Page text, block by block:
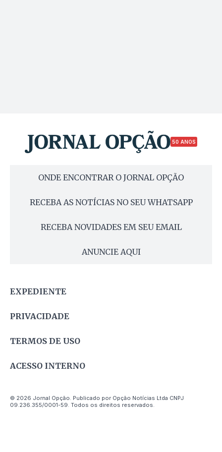
50 ANOS
ONDE ENCONTRAR O JORNAL OPÇÃO
RECEBA AS NOTÍCIAS NO SEU WHATSAPP
RECEBA NOVIDADES EM SEU EMAIL
ANUNCIE AQUI
EXPEDIENTE
PRIVACIDADE
TERMOS DE USO
ACESSO INTERNO
© 2026 Jornal Opção. Publicado por Opção Notícias Ltda CNPJ
09.236.355/0001-59. Todos os direitos reservados.